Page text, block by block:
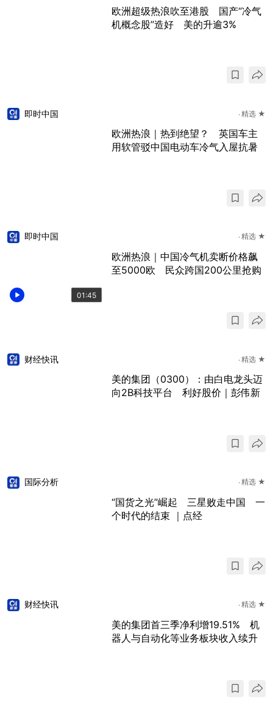
欧洲超级热浪吹至港股 国产“冷气
机概念股”造好 美的升逾3%
即时中国 精选 ★
欧洲热浪｜热到绝望？ 英国车主
用软管驳中国电动车冷气入屋抗暑
01:45
即时中国 精选 ★
欧洲热浪｜中国冷气机卖断价格飙
至5000欧 民众跨国200公里抢购
财经快讯 精选 ★
美的集团（0300）：由白电龙头迈
向2B科技平台 利好股价｜彭伟新
国际分析 精选 ★
“国货之光”崛起 三星败走中国 一
个时代的结束 ｜点经
财经快讯 精选 ★
美的集团首三季净利增19.51% 机
器人与自动化等业务板块收入续升